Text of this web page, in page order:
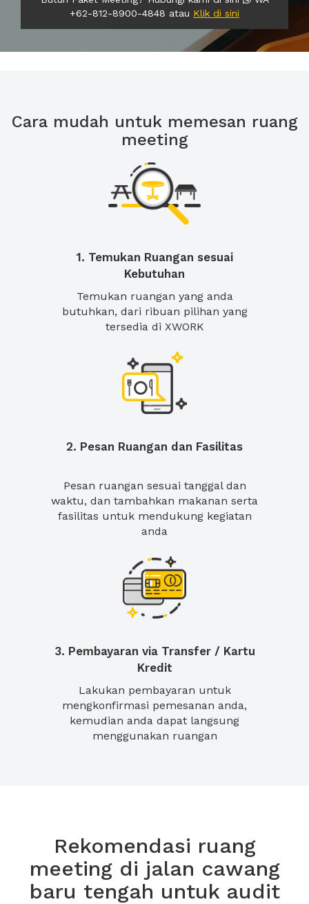
+62-812-8900-4848 atau Klik di sini
Cara mudah untuk memesan ruang
meeting
1. Temukan Ruangan sesuai
Kebutuhan
Temukan ruangan yang anda
butuhkan, dari ribuan pilihan yang
tersedia di XWORK
2. Pesan Ruangan dan Fasilitas
Pesan ruangan sesuai tanggal dan
waktu, dan tambahkan makanan serta
fasilitas untuk mendukung kegiatan
anda
3. Pembayaran via Transfer / Kartu
Kredit
Lakukan pembayaran untuk
mengkonfirmasi pemesanan anda,
kemudian anda dapat langsung
menggunakan ruangan
Rekomendasi ruang
meeting di jalan cawang
baru tengah untuk audit